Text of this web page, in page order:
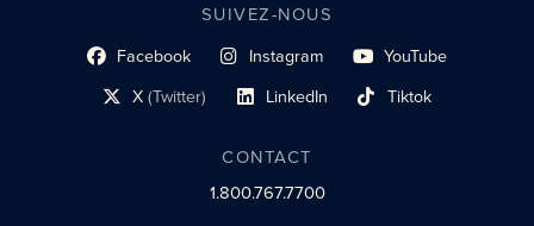
SUIVEZ-NOUS
Facebook
lien du profil social Instagram
lien vers le profil social YouTube
lien vers le profil social
X(Twitter)
lien vers le profil socialLinkedIn
lien vers le profil socialTiktok
lien vers le profil social
CONTACT
1.800.767.7700